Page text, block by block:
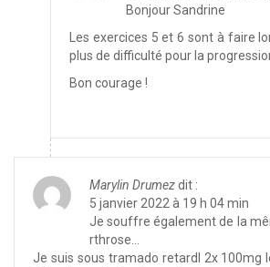
Bonjour Sandrine
Les exercices 5 et 6 sont à faire
plus de difficulté pour la
Bon courage !
Marylin Drumezdit :
5 janvier 2022 à 19 h 04 min
Je souffre également de la
rthrose…
Je suis sous tramado retardl 2x 100mg